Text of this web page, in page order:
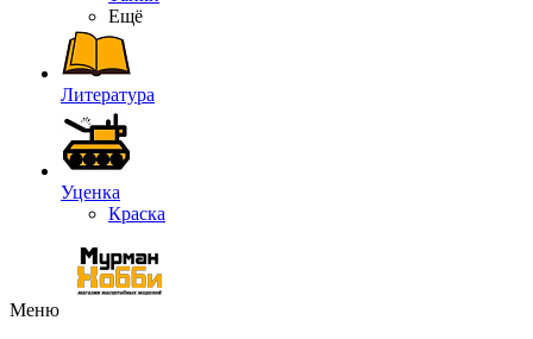
Ещё
Литература
Уценка
Краска
Меню